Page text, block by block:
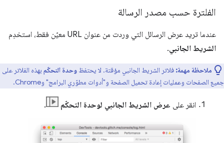
الفلترة حسب مصدر الرسالة
عندما تريد عرض الرسائل التي وردت من عنوان URL معيّن فقط، استخدِم
الشريط الجانبي.
ملاحظة مهمة: فلاتر الشريط الجانبي مؤقتة. لا يحتفظ وحدة التحكّم بهذه الفلاتر على
جميع الصفحات وعمليات إعادة تحميل الصفحة و"أدوات مطوّري البرامج" وChrome.
انقر على عرض الشريط الجانبي لوحدة التحكّم .